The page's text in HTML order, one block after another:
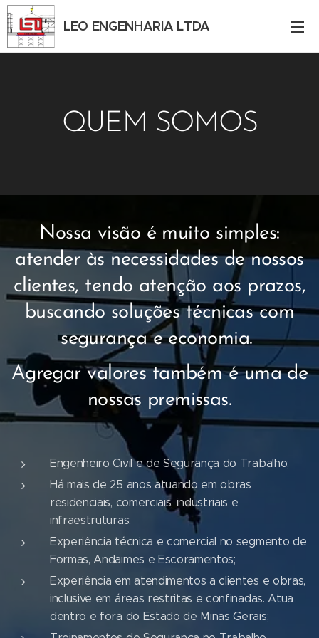
LEO ENGENHARIA LTDA
QUEM SOMOS
Nossa visão é muito simples:
atender às necessidades de nossos
clientes, tendo atenção aos prazos,
buscando soluções técnicas com
segurança e economia.
Agregar valores também é uma de
nossas premissas.
Engenheiro Civil e de Segurança do Trabalho;
Há mais de 25 anos atuando em obras
residenciais, comerciais, industriais e
infraestruturas;
Experiência técnica e comercial no segmento de
Formas, Andaimes e Escoramentos;
Experiência em atendimentos a clientes e obras,
inclusive em áreas restritas e confinadas. Atua
dentro e fora do Estado de Minas Gerais;